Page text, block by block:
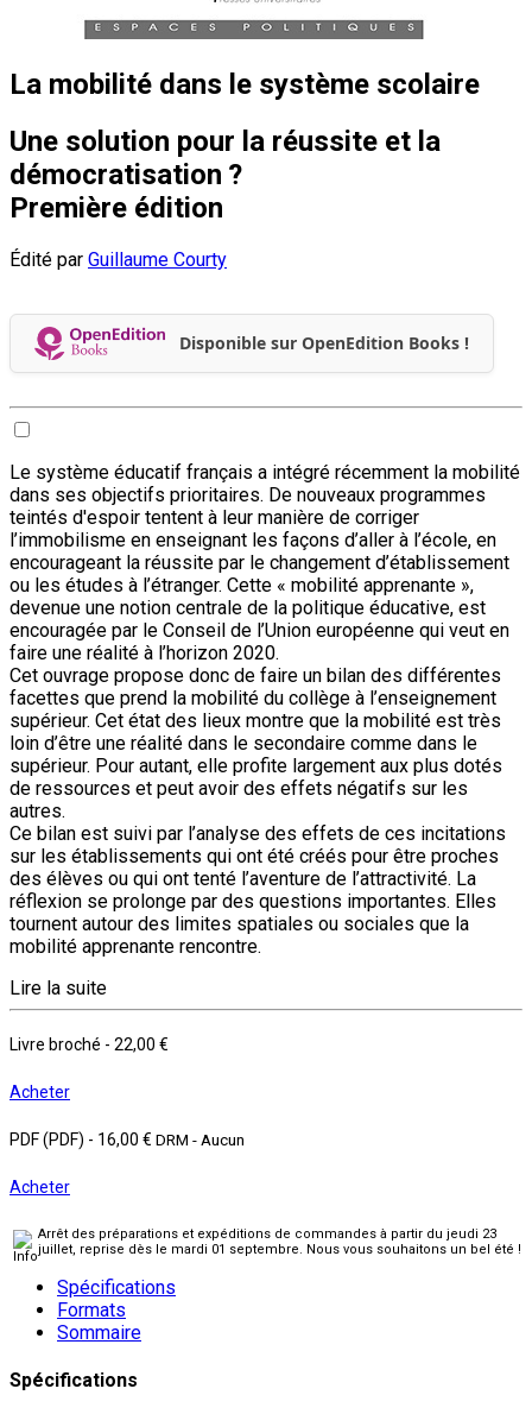
La mobilité dans le système scolaire
Une solution pour la réussite et la
démocratisation ?
Première édition
Édité par Guillaume Courty
Disponible sur OpenEdition Books !
Le système éducatif français a intégré récemment la mobilité
dans ses objectifs prioritaires. De nouveaux programmes
teintés d'espoir tentent à leur manière de corriger
l’immobilisme en enseignant les façons d’aller à l’école, en
encourageant la réussite par le changement d’établissement
ou les études à l’étranger. Cette « mobilité apprenante »,
devenue une notion centrale de la politique éducative, est
encouragée par le Conseil de l’Union européenne qui veut en
faire une réalité à l’horizon 2020.
Cet ouvrage propose donc de faire un bilan des différentes
facettes que prend la mobilité du collège à l’enseignement
supérieur. Cet état des lieux montre que la mobilité est très
loin d’être une réalité dans le secondaire comme dans le
supérieur. Pour autant, elle profite largement aux plus dotés
de ressources et peut avoir des effets négatifs sur les
autres.
Ce bilan est suivi par l’analyse des effets de ces incitations
sur les établissements qui ont été créés pour être proches
des élèves ou qui ont tenté l’aventure de l’attractivité. La
réflexion se prolonge par des questions importantes. Elles
tournent autour des limites spatiales ou sociales que la
mobilité apprenante rencontre.
Lire la suite
Livre broché - 22,00 €
Acheter
PDF (PDF) - 16,00 € DRM - Aucun
Acheter
Arrêt des préparations et expéditions de commandes à partir du jeudi 23
juillet, reprise dès le mardi 01 septembre. Nous vous souhaitons un bel été !
Spécifications
Formats
Sommaire
Spécifications